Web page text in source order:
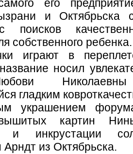
его
и Октябрьска
поисков
собственного ребенка.
играют в
носил
Николаевны
гладким
украшением
картин
и инкрустации
из Октябрьска.